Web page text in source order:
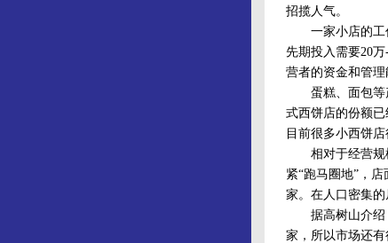
招揽人气。
一家小店的工作
先期投入需要20
营者的资金和管理
蛋糕、面包等产
式西饼店的份额
目前很多小西饼
相对于经营规模
紧“跑马圈地”，
家。在人口密集
据高树山介绍，
家，所以市场还